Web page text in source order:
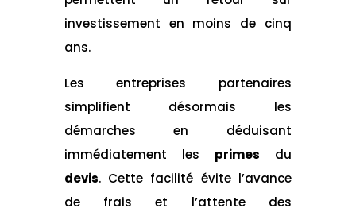
investissement en moins de cinq
ans.
Les entreprises partenaires
simplifient désormais les
démarches en déduisant
immédiatement les primes du
devis. Cette facilité évite l’avance
de frais et l’attente des